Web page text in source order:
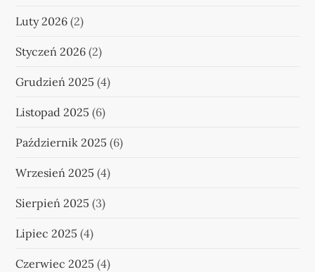
Luty 2026 (2)
Styczeń 2026 (2)
Grudzień 2025 (4)
Listopad 2025 (6)
Październik 2025 (6)
Wrzesień 2025 (4)
Sierpień 2025 (3)
Lipiec 2025 (4)
Czerwiec 2025 (4)